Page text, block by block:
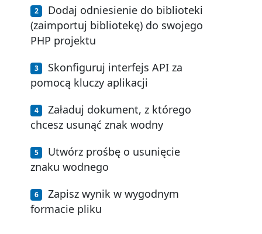
Dodaj odniesienie do biblioteki
(zaimportuj bibliotekę) do swojego
PHP projektu
Skonfiguruj interfejs API za
pomocą kluczy aplikacji
Załaduj dokument, z którego
chcesz usunąć znak wodny
Utwórz prośbę o usunięcie
znaku wodnego
Zapisz wynik w wygodnym
formacie pliku